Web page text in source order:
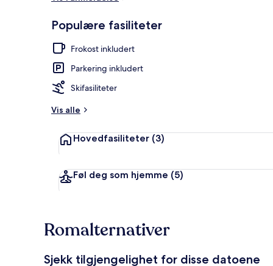
Populære fasiliteter
Frokost inkludert
Parkering inkludert
Skifasiliteter
Vis alle
Hovedfasiliteter (3)
Føl deg som hjemme (5)
Romalternativer
Sjekk tilgjengelighet for disse datoene